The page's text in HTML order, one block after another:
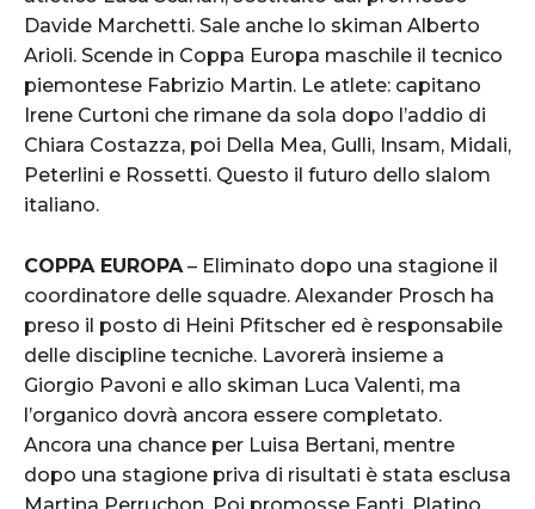
Davide Marchetti. Sale anche lo skiman Alberto
Arioli. Scende in Coppa Europa maschile il tecnico
piemontese Fabrizio Martin. Le atlete: capitano
Irene Curtoni che rimane da sola dopo l’addio di
Chiara Costazza, poi Della Mea, Gulli, Insam, Midali,
Peterlini e Rossetti. Questo il futuro dello slalom
italiano.
COPPA EUROPA – Eliminato dopo una stagione il
coordinatore delle squadre. Alexander Prosch ha
preso il posto di Heini Pfitscher ed è responsabile
delle discipline tecniche. Lavorerà insieme a
Giorgio Pavoni e allo skiman Luca Valenti, ma
l’organico dovrà ancora essere completato.
Ancora una chance per Luisa Bertani, mentre
dopo una stagione priva di risultati è stata esclusa